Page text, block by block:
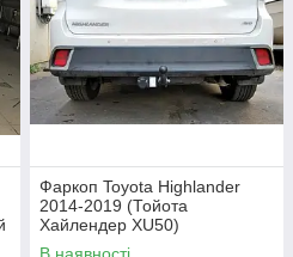
Фаркоп Toyota Highlander
2014-2019 (Тойота
Хайлендер XU50)